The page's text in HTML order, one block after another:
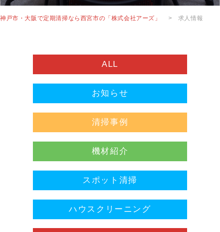
神戸市・大阪で定期清掃なら西宮市の「株式会社アーズ」 > 求人情報
ALL
お知らせ
清掃事例
機材紹介
スポット清掃
ハウスクリーニング